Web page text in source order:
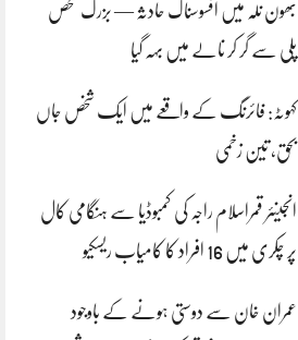
بھون نلہ میں افسوسناک حادثہ — بزرگ شخص
پلی سے گر کر نالے میں بہہ گیا
کہوٹہ: فائرنگ کے واقعے میں ایک شخص جاں
بحق، تین زخمی
انجینئر قمراسلام راجہ کی کمبوڈیا سے ہنگامی کال
پر چکری میں 16 افراد کا کامیاب ریسکیو
عمران خان سے دوستی ہونے کے باوجود